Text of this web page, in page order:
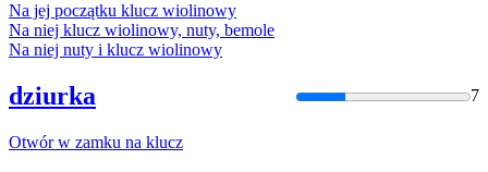
Na jej początku klucz wiolinowy
Na niej klucz wiolinowy, nuty, bemole
Na niej nuty i klucz wiolinowy
dziurka 7
Otwór w zamku na klucz